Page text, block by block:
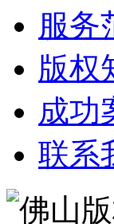
服务
版权
成功
联系